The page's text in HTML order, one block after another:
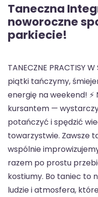
Taneczna
noworoczne
parkiecie!
TANECZNE PRACTISY
piątki tańczymy,
energię na weekend!
kursantem —
potańczyć i spędzić
towarzystwie. Zawsze
wspólnie
razem po prostu
kostiumy. Bo taniec to
ludzie i atmosfera,